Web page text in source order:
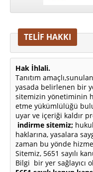
TELİF HAKKI
Hak İhlali.
Tanıtım
yasada belirlenen bir
sitemizin yönetiminin
etme yükümlülüğü
uyar ve içeriği kaldır
indirme sitemiz;
haklarına, yasalara
zaman bu yönde
Sitemiz, 5651 sayılı
Bilgi bir yer sağlayıcı